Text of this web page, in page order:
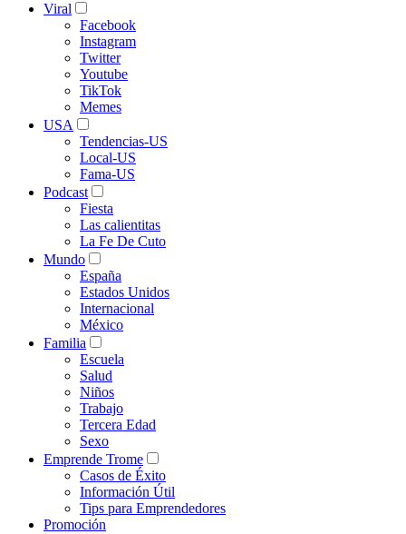
Viral
Facebook
Instagram
Twitter
Youtube
TikTok
Memes
USA
Tendencias-US
Local-US
Fama-US
Podcast
Fiesta
Las calientitas
La Fe De Cuto
Mundo
España
Estados Unidos
Internacional
México
Familia
Escuela
Salud
Niños
Trabajo
Tercera Edad
Sexo
Emprende Trome
Casos de Éxito
Información Útil
Tips para Emprendedores
Promoción